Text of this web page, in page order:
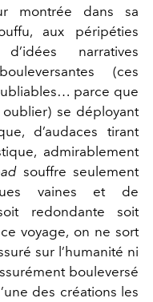
montrée dans sa
aux péripéties
narratives
(ces
parce que
oublier) se déployant
d’audaces tirant
admirablement
souffre seulement
vaines et de
redondante soit
voyage, on ne sort
sur l’humanité ni
bouleversé
des créations les